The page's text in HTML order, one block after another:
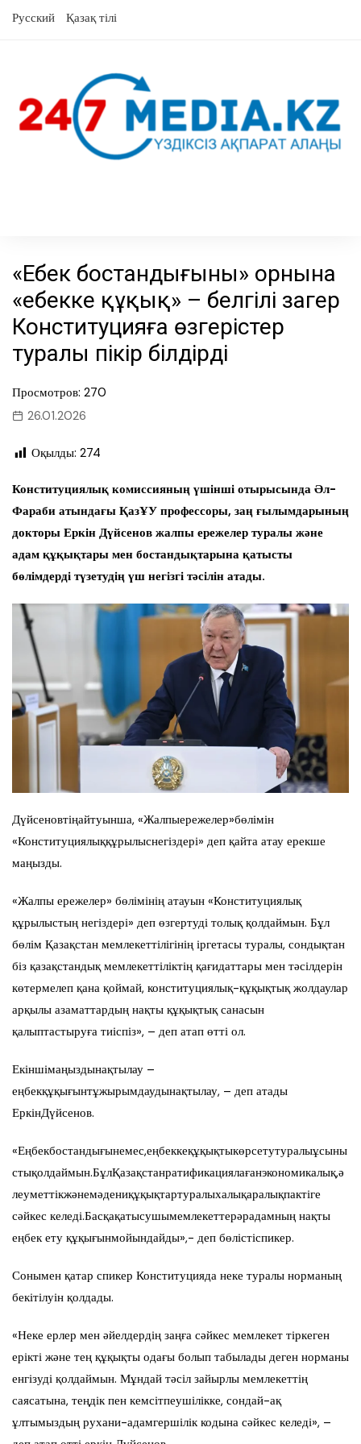
Русский Қазақ тілі
«Еңбек бостандығының» орнына
«еңбекке құқық» – белгілі заңгер
Конституцияға өзгерістер
туралы пікір білдірді
Просмотров: 270
26.01.2026
Оқылды: 274
Конституциялық комиссияның үшінші отырысында Әл-
Фараби атындағы ҚазҰУ профессоры, заң ғылымдарының
докторы Еркін Дүйсенов жалпы ережелер туралы және
адам құқықтары мен бостандықтарына қатысты
бөлімдерді түзетудің үш негізгі тәсілін атады.
Дүйсеновтіңайтуынша, «Жалпыережелер»бөлімін
«Конституциялыққұрылыснегіздері» деп қайта атау ерекше
маңызды.
«Жалпы ережелер» бөлімінің атауын «Конституциялық
құрылыстың негіздері» деп өзгертуді толық қолдаймын. Бұл
бөлім Қазақстан мемлекеттілігінің іргетасы туралы, сондықтан
біз қазақстандық мемлекеттіліктің қағидаттары мен тәсілдерін
көтермелеп қана қоймай, конституциялық-құқықтық жолдаулар
арқылы азаматтардың нақты құқықтық санасын
қалыптастыруға тиіспіз», – деп атап өтті ол.
Екіншімаңыздынақтылау –
еңбекқұқығынтұжырымдаудынақтылау, – деп атады
ЕркінДүйсенов.
«Еңбекбостандығынемес,еңбеккеқұқықтыкөрсетутуралыұсыны
стықолдаймын.БұлҚазақстанратификациялағанэкономикалық,ә
леуметтікжәнемәдениқұқықтартуралыхалықаралықпактіге
сәйкес келеді.Басқақатысушымемлекеттерәрадамның нақты
еңбек ету құқығынмойындайды»,- деп бөлістіспикер.
Сонымен қатар спикер Конституцияда неке туралы норманың
бекітілуін қолдады.
«Неке ерлер мен әйелдердің заңға сәйкес мемлекет тіркеген
ерікті және тең құқықты одағы болып табылады деген норманы
енгізуді қолдаймын. Мұндай тәсіл зайырлы мемлекеттің
саясатына, теңдік пен кемсітпеушілікке, сондай-ақ
ұлтымыздың рухани-адамгершілік кодына сәйкес келеді», –